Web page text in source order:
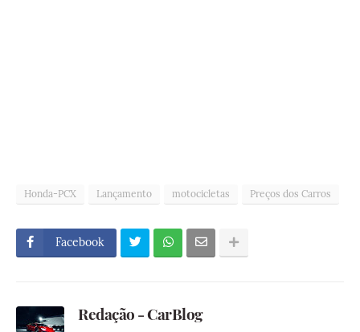
Honda-PCX Lançamento motocicletas Preços dos Carros
Facebook
Redação - CarBlog